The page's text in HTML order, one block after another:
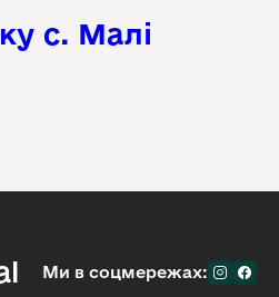
с. Малі
Ми в соцмережах: